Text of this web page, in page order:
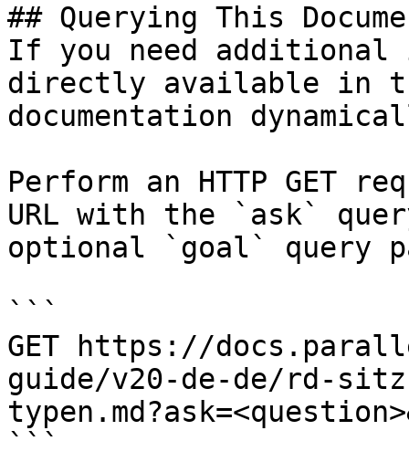
## Querying This
If you need
directly available in
documentation
Perform an HTTP GET
URL with the `ask`
optional `goal` query
```
GET https://
guide/v20-de-de/rd-
```